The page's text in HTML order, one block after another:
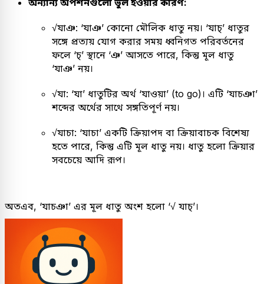
√যাঞ: ‘যাঞ’ কোনো মৌলিক ধাতু নয়। ‘যাচ্’ ধাতুর
সঙ্গে প্রত্যয় যোগ করার সময় ধ্বনিগত পরিবর্তনের
ফলে ‘চ্’ স্থানে ‘ঞ’ আসতে পারে, কিন্তু মূল ধাতু
‘যাঞ’ নয়।
√যা: ‘যা’ ধাতুটির অর্থ ‘যাওয়া’ (to go)। এটি ‘যাচঞা’
শব্দের অর্থের সাথে সঙ্গতিপূর্ণ নয়।
√যাচা: ‘যাচা’ একটি ক্রিয়াপদ বা ক্রিয়াবাচক বিশেষ্য
হতে পারে, কিন্তু এটি মূল ধাতু নয়। ধাতু হলো ক্রিয়ার
সবচেয়ে আদি রূপ।
অতএব, ‘যাচঞা’ এর মূল ধাতু অংশ হলো ‘√ যাচ্’।